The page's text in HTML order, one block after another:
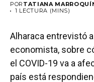
POR TATIANA
1 LECTURA (MINS)
Alharaca entrevistó
economista, sobre
el COVID-19 va a
país está